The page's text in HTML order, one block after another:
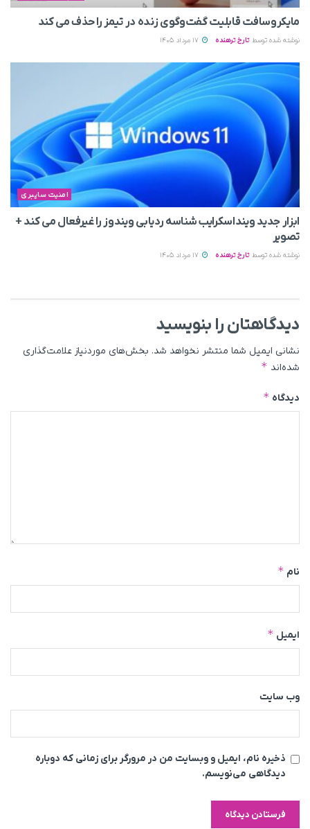
مایکروسافت قابلیت گفت‌وگوی زنده در تیمز را حذف می‌ کند
نوشته شده توسط تارخ ترهنده
امنیت سایبری
ابزار جدید وینداسکرایب شناسه ردیابی ویندوز را غیرفعال می‌ کند +
تصویر
نوشته شده توسط تارخ ترهنده
دیدگاهتان را بنویسید
نشانی ایمیل شما منتشر نخواهد شد. بخش‌های موردنیاز علامت‌گذاری
شده‌اند *
دیدگاه *
نام *
ایمیل *
وب‌ سایت
ذخیره نام، ایمیل و وبسایت من در مرورگر برای زمانی که دوباره
دیدگاهی می‌نویسم.